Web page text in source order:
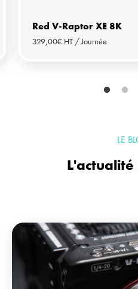
Red V-Raptor XE 8K
329,00€ HT / Journée
LE